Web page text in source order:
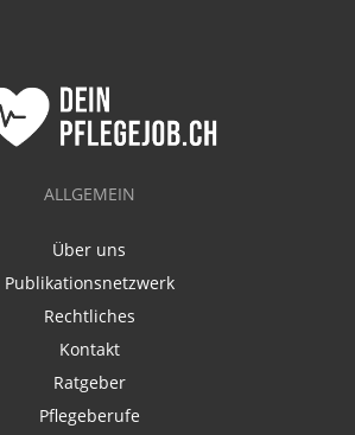
ALLGEMEIN
Über uns
Publikationsnetzwerk
Rechtliches
Kontakt
Ratgeber
Pflegeberufe